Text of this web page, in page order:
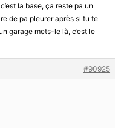
la base, ça reste pa un
de pa pleurer après si tu te
garage mets-le là, c’est le
#90925